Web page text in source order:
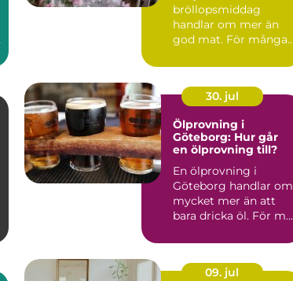
bröllopsmiddag
handlar om mer än
god mat. För många
30. jul
Ölprovning i
Göteborg: Hur går
en ölprovning till?
En ölprovning i
Göteborg handlar om
mycket mer än att
bara dricka öl. För m...
09. jul